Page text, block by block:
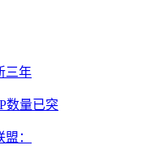
三年
数量已突
：